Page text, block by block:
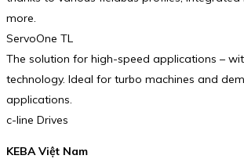
more.
ServoOne TL
The solution for high-speed applications –
technology. Ideal for turbo machines and
applications.
c-line Drives
KEBA Việt Nam